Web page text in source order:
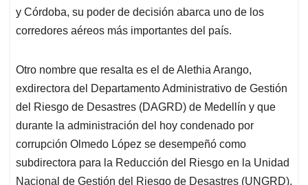
y Córdoba, su poder de decisión abarca uno de los
corredores aéreos más importantes del país.
Otro nombre que resalta es el de Alethia Arango,
exdirectora del Departamento Administrativo de Gestión
del Riesgo de Desastres (DAGRD) de Medellín y que
durante la administración del hoy condenado por
corrupción Olmedo López se desempeñó como
subdirectora para la Reducción del Riesgo en la Unidad
Nacional de Gestión del Riesgo de Desastres (UNGRD).